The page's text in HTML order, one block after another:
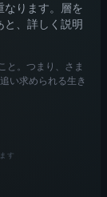
なります。層を
と、詳しく説明
と。つまり、さま
い求められる生き
す